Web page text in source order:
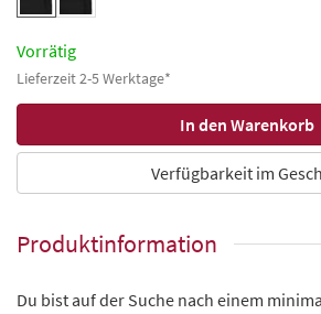
Vorrätig
Lieferzeit 2-5 Werktage*
Verfügbarkeit im
Produktinformation
Du bist auf der Suche nach einem